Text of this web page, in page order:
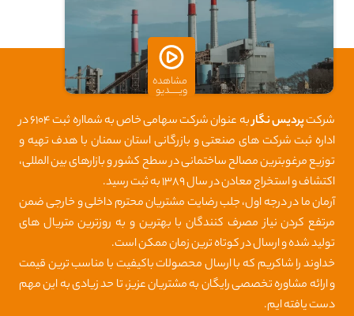
شرکتپردیس نگار
به عنوان شرکت سهامی خاص به شمااره ثبت ۶۱۰۴ در
اداره ثبت شرکت های صنعتی و بازرگانی استان سمنان با هدف تهیه و
توزیع مرغوبترین مصالح ساختمانی در سطح کشور و بازارهای بین المللی،
اکتشاف و استخراج معادن در سال ۱۳۸۹ به ثبت رسید.
آرمان ما در درجه اول، جلب رضایت مشتریان محترم داخلی و خارجی ضمن
مرتفع کردن نیاز مصرف کنندگان با بهترین و به روزترین متریال های
تولید شده و ارسال در کوتاه ترین زمان ممکن است.
خداوند را شاکریم که با ارسال محصولات باکیفیت با مناسب ترین قیمت
و ارائه مشاوره تخصصی رایگان به مشتریان عزیز، تا حد زیادی به این مهم
دست یافته ایم.
مشاهده
ویــــــدیو